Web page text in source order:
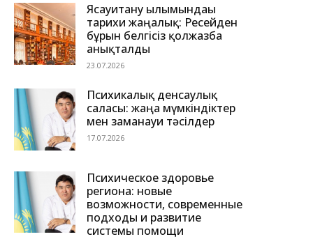
Ясауитану ғылымындағы
тарихи жаңалық: Ресейден
бұрын белгісіз қолжазба
анықталды
23.07.2026
Психикалық денсаулық
саласы: жаңа мүмкіндіктер
мен заманауи тәсілдер
17.07.2026
Психическое здоровье
региона: новые
возможности, современные
подходы и развитие
системы помощи